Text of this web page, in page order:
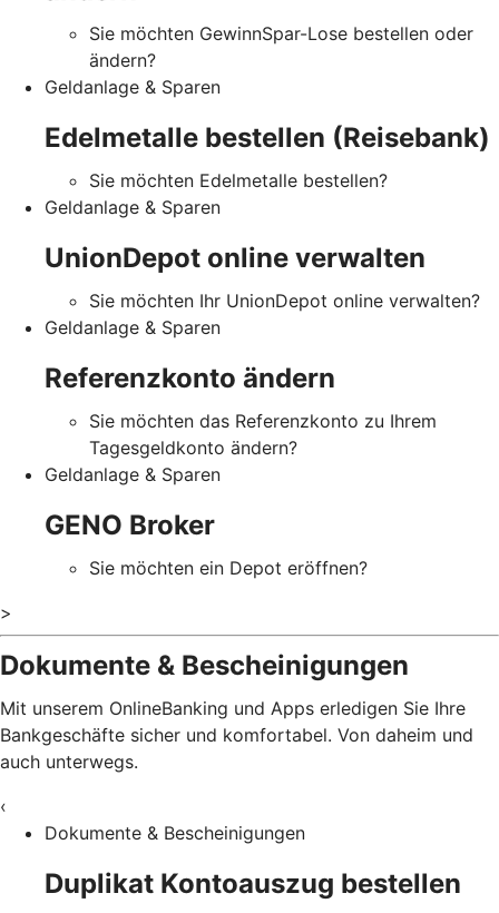
Sie möchten GewinnSpar-Lose bestellen oder
ändern?
Geldanlage & Sparen
Edelmetalle bestellen (Reisebank)
Sie möchten Edelmetalle bestellen?
Geldanlage & Sparen
UnionDepot online verwalten
Sie möchten Ihr UnionDepot online verwalten?
Geldanlage & Sparen
Referenzkonto ändern
Sie möchten das Referenzkonto zu Ihrem
Tagesgeldkonto ändern?
Geldanlage & Sparen
GENO Broker
Sie möchten ein Depot eröffnen?
>
Dokumente & Bescheinigungen
Mit unserem OnlineBanking und Apps erledigen Sie Ihre
Bankgeschäfte sicher und komfortabel. Von daheim und
auch unterwegs.
‹
Dokumente & Bescheinigungen
Duplikat Kontoauszug bestellen